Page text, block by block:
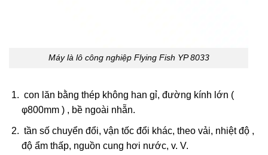
Máy là lô công nghiệp Flying Fish YP 8033
con lăn bằng thép không han gỉ, đường kính lớn (
φ800mm ) , bề ngoài nhẵn.
tần số chuyển đổi, vận tốc đổi khác, theo vải, nhiệt độ ,
độ ẩm thấp, nguồn cung hơi nước, v. V.